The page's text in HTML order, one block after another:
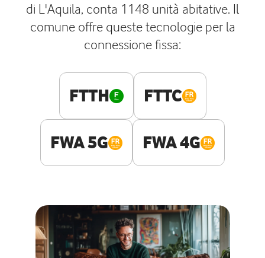
di L'Aquila, conta 1148 unità abitative. Il
comune offre queste tecnologie per la
connessione fissa:
FTTH FTTC
FWA 5G FWA 4G